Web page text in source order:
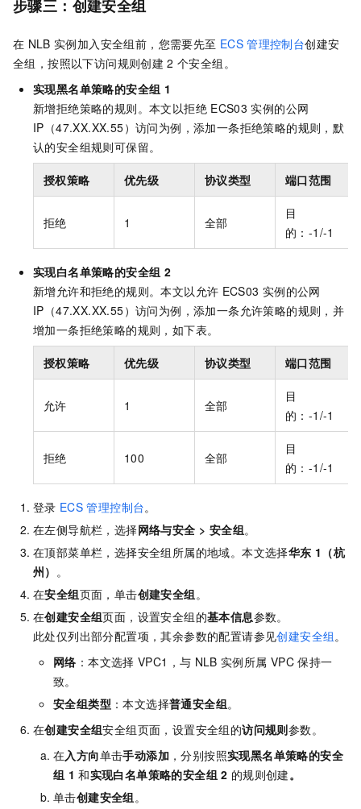
步骤三：创建安全组
在 NLB 实例加入安全组前，您需要先至 ECS 管理控制台创建安
全组，按照以下访问规则创建 2 个安全组。
实现黑名单策略的安全组 1
新增拒绝策略的规则。本文以拒绝 ECS03 实例的公网
IP（47.XX.XX.55）访问为例，添加一条拒绝策略的规则，默
认的安全组规则可保留。
授权策略 优先级 协议类型 端口范围
拒绝 1 全部
目
的：-1/-1
实现白名单策略的安全组 2
新增允许和拒绝的规则。本文以允许 ECS03 实例的公网
IP（47.XX.XX.55）访问为例，添加一条允许策略的规则，并
增加一条拒绝策略的规则，如下表。
授权策略 优先级 协议类型 端口范围
允许 1 全部
目
的：-1/-1
拒绝 100 全部
目
的：-1/-1
登录 ECS 管理控制台。
在左侧导航栏，选择网络与安全 > 安全组。
在顶部菜单栏，选择安全组所属的地域。本文选择华东 1（杭
州） 。
在安全组页面，单击创建安全组 。
在创建安全组页面，设置安全组的基本信息参数。
此处仅列出部分配置项，其余参数的配置请参见创建安全组 。
网络 ：本文选择 VPC1，与 NLB 实例所属 VPC 保持一
致。
安全组类型 ：本文选择普通安全组。
在创建安全组安全组页面，设置安全组的访问规则参数。
在入方向单击手动添加 ，分别按照实现黑名单策略的安全
组 1 和实现白名单策略的安全组 2 的规则创建。
单击创建安全组 。